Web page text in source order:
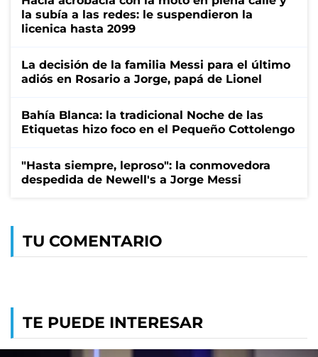
la subía a las redes: le suspendieron la
licenica hasta 2099
La decisión de la familia Messi para el último
adiós en Rosario a Jorge, papá de Lionel
Bahía Blanca: la tradicional Noche de las
Etiquetas hizo foco en el Pequeño Cottolengo
"Hasta siempre, leproso": la conmovedora
despedida de Newell's a Jorge Messi
TU COMENTARIO
TE PUEDE INTERESAR